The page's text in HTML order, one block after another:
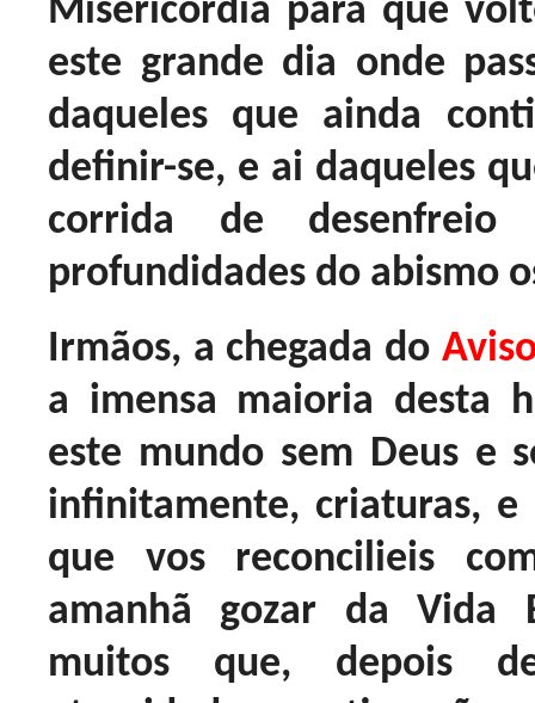
Misericórdia para que
este grande dia onde
daqueles que ainda
definir-se, e ai daqueles
corrida de
profundidades do abismo
Irmãos, a chegada do
a imensa maioria desta
este mundo sem Deus e
infinitamente, criaturas,
que vos reconcilieis
amanhã gozar da Vida
muitos que, depois